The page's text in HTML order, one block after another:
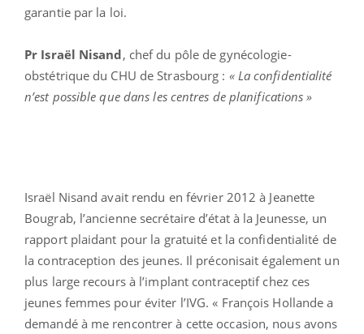
garantie par la loi.
Pr Israël Nisand, chef du pôle de gynécologie-
obstétrique du CHU de Strasbourg : « La confidentialité
n’est possible que dans les centres de planifications »
Israël Nisand avait rendu en février 2012 à Jeanette
Bougrab, l’ancienne secrétaire d’état à la Jeunesse, un
rapport plaidant pour la gratuité et la confidentialité de
la contraception des jeunes. Il préconisait également un
plus large recours à l’implant contraceptif chez ces
jeunes femmes pour éviter l’IVG. « François Hollande a
demandé à me rencontrer à cette occasion, nous avons